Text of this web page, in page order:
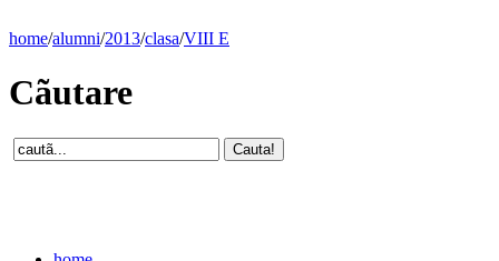
home/alumni/2013/clasa/VIII E
Cãutare